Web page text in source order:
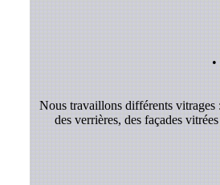
Nous travaillons différents vitrages
des verrières, des façades